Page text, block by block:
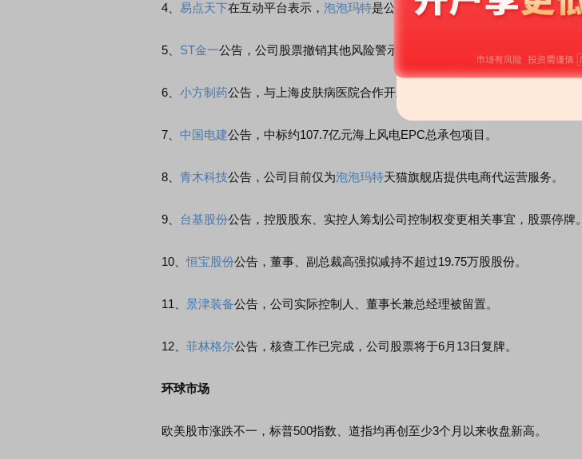
4、 易点天下在互动平台表示， 泡泡玛特是公司重要客户。
5、 ST金一公告，公司股票撤销其他风险警示，6月16日起复牌。
6、 小方制药公告，与上海皮肤病医院合作开发治疗脱发
7、 中国电建公告，中标约107.7亿元海上风电EPC总承包项目。
8、 青木科技公告，公司目前仅为泡泡玛特天猫旗舰店提供电商代运营服务。
9、 台基股份公告，控股股东、实控人筹划公司控制权变更相关事宜，股票停牌。
10、 恒宝股份公告，董事、副总裁高强拟减持不超过19.75万股股份。
11、 景津装备公告，公司实际控制人、董事长兼总经理被留置。
12、 菲林格尔公告，核查工作已完成，公司股票将于6月13日复牌。
环球市场
欧美股市涨跌不一，标普500指数、道指均再创至少3个月以来收盘新高。